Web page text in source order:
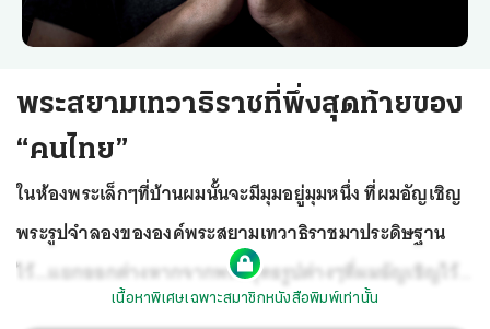
พระสยามเทวาธิราชที่พึ่งสุดท้ายของ
“คนไทย”
ในห้องพระเล็กๆที่บ้านผมนั้นจะมีมุมอยู่มุมหนึ่ง ที่ผมอัญเชิญ
พระรูปจำลองขององค์พระสยามเทวาธิราชมาประดิษฐาน
ไว้...แยกออกต่างหากจากพระพุทธรูปต่างๆที่ผมอัญเชิญไว้
บนชั้นกลางห้อง...เพื่อความสะดวกในการกราบไหว้บูชา
เนื้อหาพิเศษเฉพาะสมาชิกหนังสือพิมพ์เท่านั้น